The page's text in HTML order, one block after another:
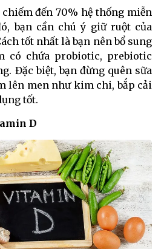
đến 70% hệ thống miễn
bạn cần chú ý giữ ruột của
tốt nhất là bạn nên bổ sung
có chứa probiotic, prebiotic
Đặc biệt, bạn đừng quên sữa
lên men như kim chi, bắp cải
tốt.
D